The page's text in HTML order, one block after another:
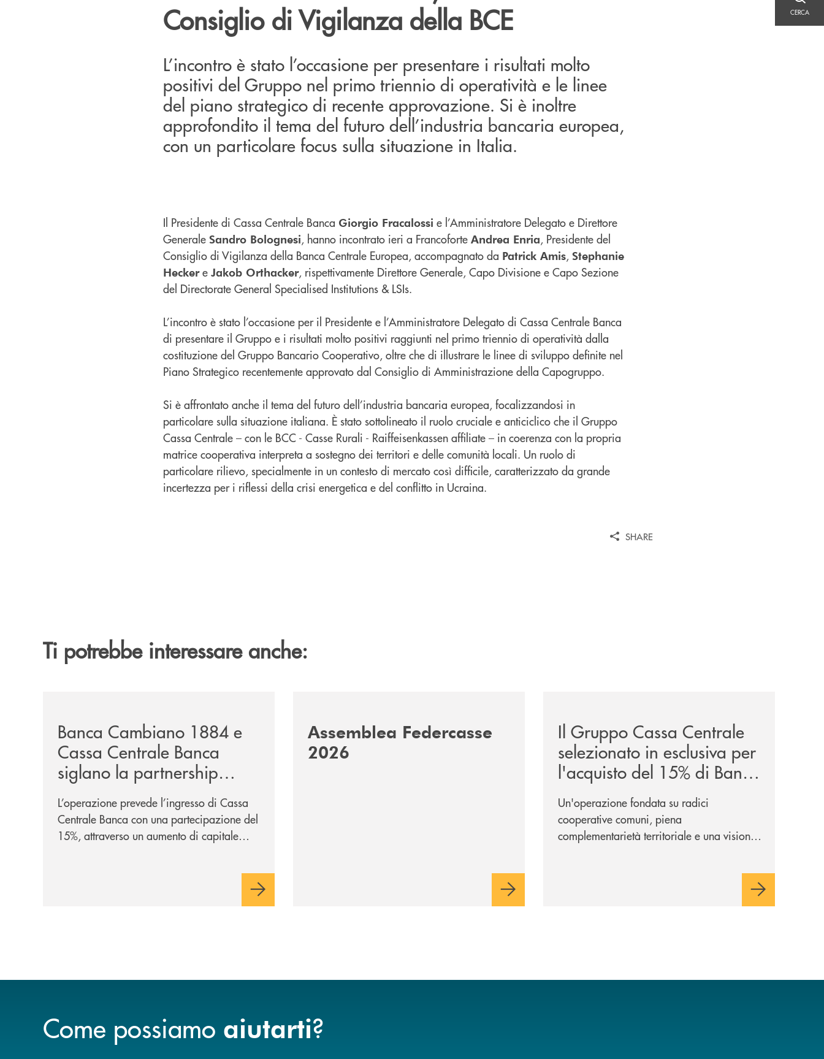
CERCA
Consiglio di Vigilanza della BCE
L’incontro è stato l’occasione per presentare i risultati molto
positivi del Gruppo nel primo triennio di operatività e le linee
del piano strategico di recente approvazione. Si è inoltre
approfondito il tema del futuro dell’industria bancaria europea,
con un particolare focus sulla situazione in Italia.
Il Presidente di Cassa Centrale Banca Giorgio Fracalossi e l’Amministratore Delegato e Direttore
Generale Sandro Bolognesi, hanno incontrato ieri a Francoforte Andrea Enria, Presidente del
Consiglio di Vigilanza della Banca Centrale Europea, accompagnato da Patrick Amis, Stephanie
Heckere Jakob Orthacker, rispettivamente Direttore Generale, Capo Divisione e Capo Sezione
del Directorate General Specialised Institutions & LSIs.
L’incontro è stato l’occasione per il Presidente e l’Amministratore Delegato di Cassa Centrale Banca
di presentare il Gruppo e i risultati molto positivi raggiunti nel primo triennio di operatività dalla
costituzione del Gruppo Bancario Cooperativo, oltre che di illustrare le linee di sviluppo definite nel
Piano Strategico recentemente approvato dal Consiglio di Amministrazione della Capogruppo.
Si è affrontato anche il tema del futuro dell’industria bancaria europea, focalizzandosi in
particolare sulla situazione italiana. È stato sottolineato il ruolo cruciale e anticiclico che il Gruppo
Cassa Centrale – con le BCC - Casse Rurali - Raiffeisenkassen affiliate – in coerenza con la propria
matrice cooperativa interpreta a sostegno dei territori e delle comunità locali. Un ruolo di
particolare rilievo, specialmente in un contesto di mercato così difficile, caratterizzato da grande
incertezza per i riflessi della crisi energetica e del conflitto in Ucraina.
SHARE
Ti potrebbe interessare anche:
Banca Cambiano 1884 e
Cassa Centrale Banca
siglano la partnership
strategica
L’operazione prevede l’ingresso di Cassa
Centrale Banca con una partecipazione del
15%, attraverso un aumento di capitale
sulla condivisione di valori comuni e sulla
prossimità ai territori, per ampliare l’offerta
Assemblea Federcasse
2026
Il Gruppo Cassa Centrale
selezionato in esclusiva per
l'acquisto del 15% di Banca
Cambiano 1884
Un'operazione fondata su radici
cooperative comuni, piena
complementarietà territoriale e una visione
Come possiamo aiutarti?